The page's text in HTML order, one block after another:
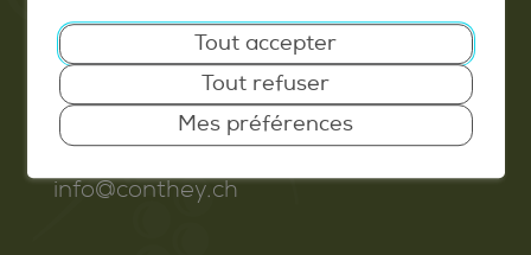
Commune de Conthey
Route de Savoie 54
1975 St-Séverin
T. 027 345 45 45
info@conthey.ch
Tout accepter
Tout refuser
Mes préférences